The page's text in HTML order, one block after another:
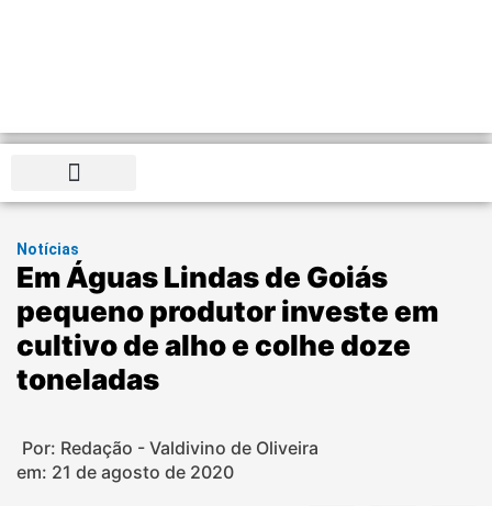
Notícias
Em Águas Lindas de Goiás
pequeno produtor investe em
cultivo de alho e colhe doze
toneladas
Por: Redação - Valdivino de Oliveira
em: 21 de agosto de 2020